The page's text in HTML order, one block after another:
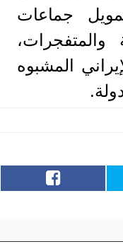
جماعات
والمتفجرات،
المشبوه